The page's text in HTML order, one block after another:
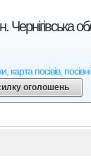
карта посівів,
оголошень